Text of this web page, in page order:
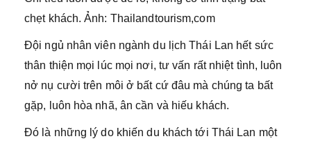
chẹt khách. Ảnh: Thailandtourism,com
Đội ngủ nhân viên ngành du lịch Thái Lan hết sức
thân thiện mọi lúc mọi nơi, tư vấn rất nhiệt tình, luôn
nở nụ cười trên môi ở bất cứ đâu mà chúng ta bất
gặp, luôn hòa nhã, ân cần và hiếu khách.
Đó là những lý do khiến du khách tới Thái Lan một